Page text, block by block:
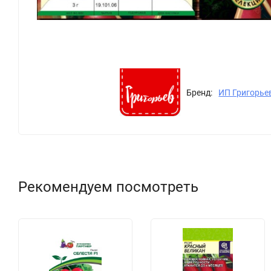
Бренд: ИП
Рекомендуем посмотреть